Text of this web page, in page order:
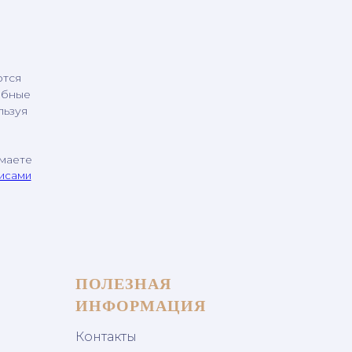
ПОЛЕЗНАЯ
ИНФОРМАЦИЯ
Контакты